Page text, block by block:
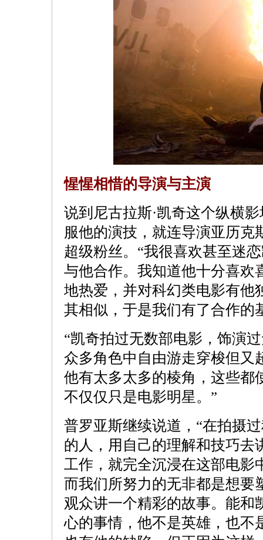
惺惺相惜的导演与主演
说到尼古拉斯·凯奇这个纵横
服他的演技，就连导演亚历克
超级粉丝。“我很喜欢甚至迷
与他合作。我知道他十分喜欢
地热爱，并对科幻类电影有他
其相似，于是我们有了合作的
“凯奇拍过无数部电影，饰演
众多角色中自由游走穿梭但又
他有太多太多的棱角，这些都
不仅仅只是电影明星。”
普罗亚斯继续说道，“在拍摄
的人，用自己的理解和技巧去
工作，就完全沉浸在这部电影
而我们所努力的无非都是想要
观众讲一个精彩的故事。能和
心的事情，他不是英雄，也不